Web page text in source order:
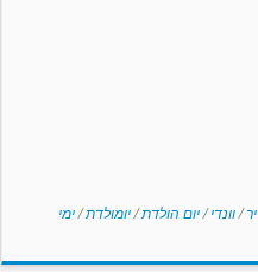
/וונדי/יום הולדת/יומולדת/ימי